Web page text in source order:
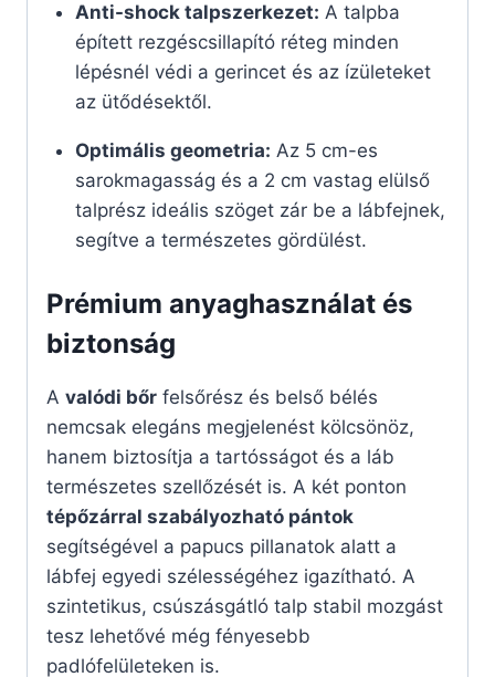
Anti-shock talpszerkezet: A talpba
épített rezgéscsillapító réteg minden
lépésnél védi a gerincet és az ízületeket
az ütődésektől.
Optimális geometria: Az 5 cm-es
sarokmagasság és a 2 cm vastag elülső
talprész ideális szöget zár be a lábfejnek,
segítve a természetes gördülést.
Prémium anyaghasználat és
biztonság
A valódi bőr felsőrész és belső bélés
nemcsak elegáns megjelenést kölcsönöz,
hanem biztosítja a tartósságot és a láb
természetes szellőzését is. A két ponton
tépőzárral szabályozható pántok
segítségével a papucs pillanatok alatt a
lábfej egyedi szélességéhez igazítható. A
szintetikus, csúszásgátló talp stabil mozgást
tesz lehetővé még fényesebb
padlófelületeken is.